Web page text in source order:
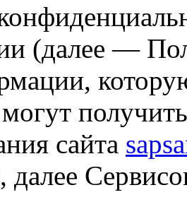
(далее —
сайта
далее